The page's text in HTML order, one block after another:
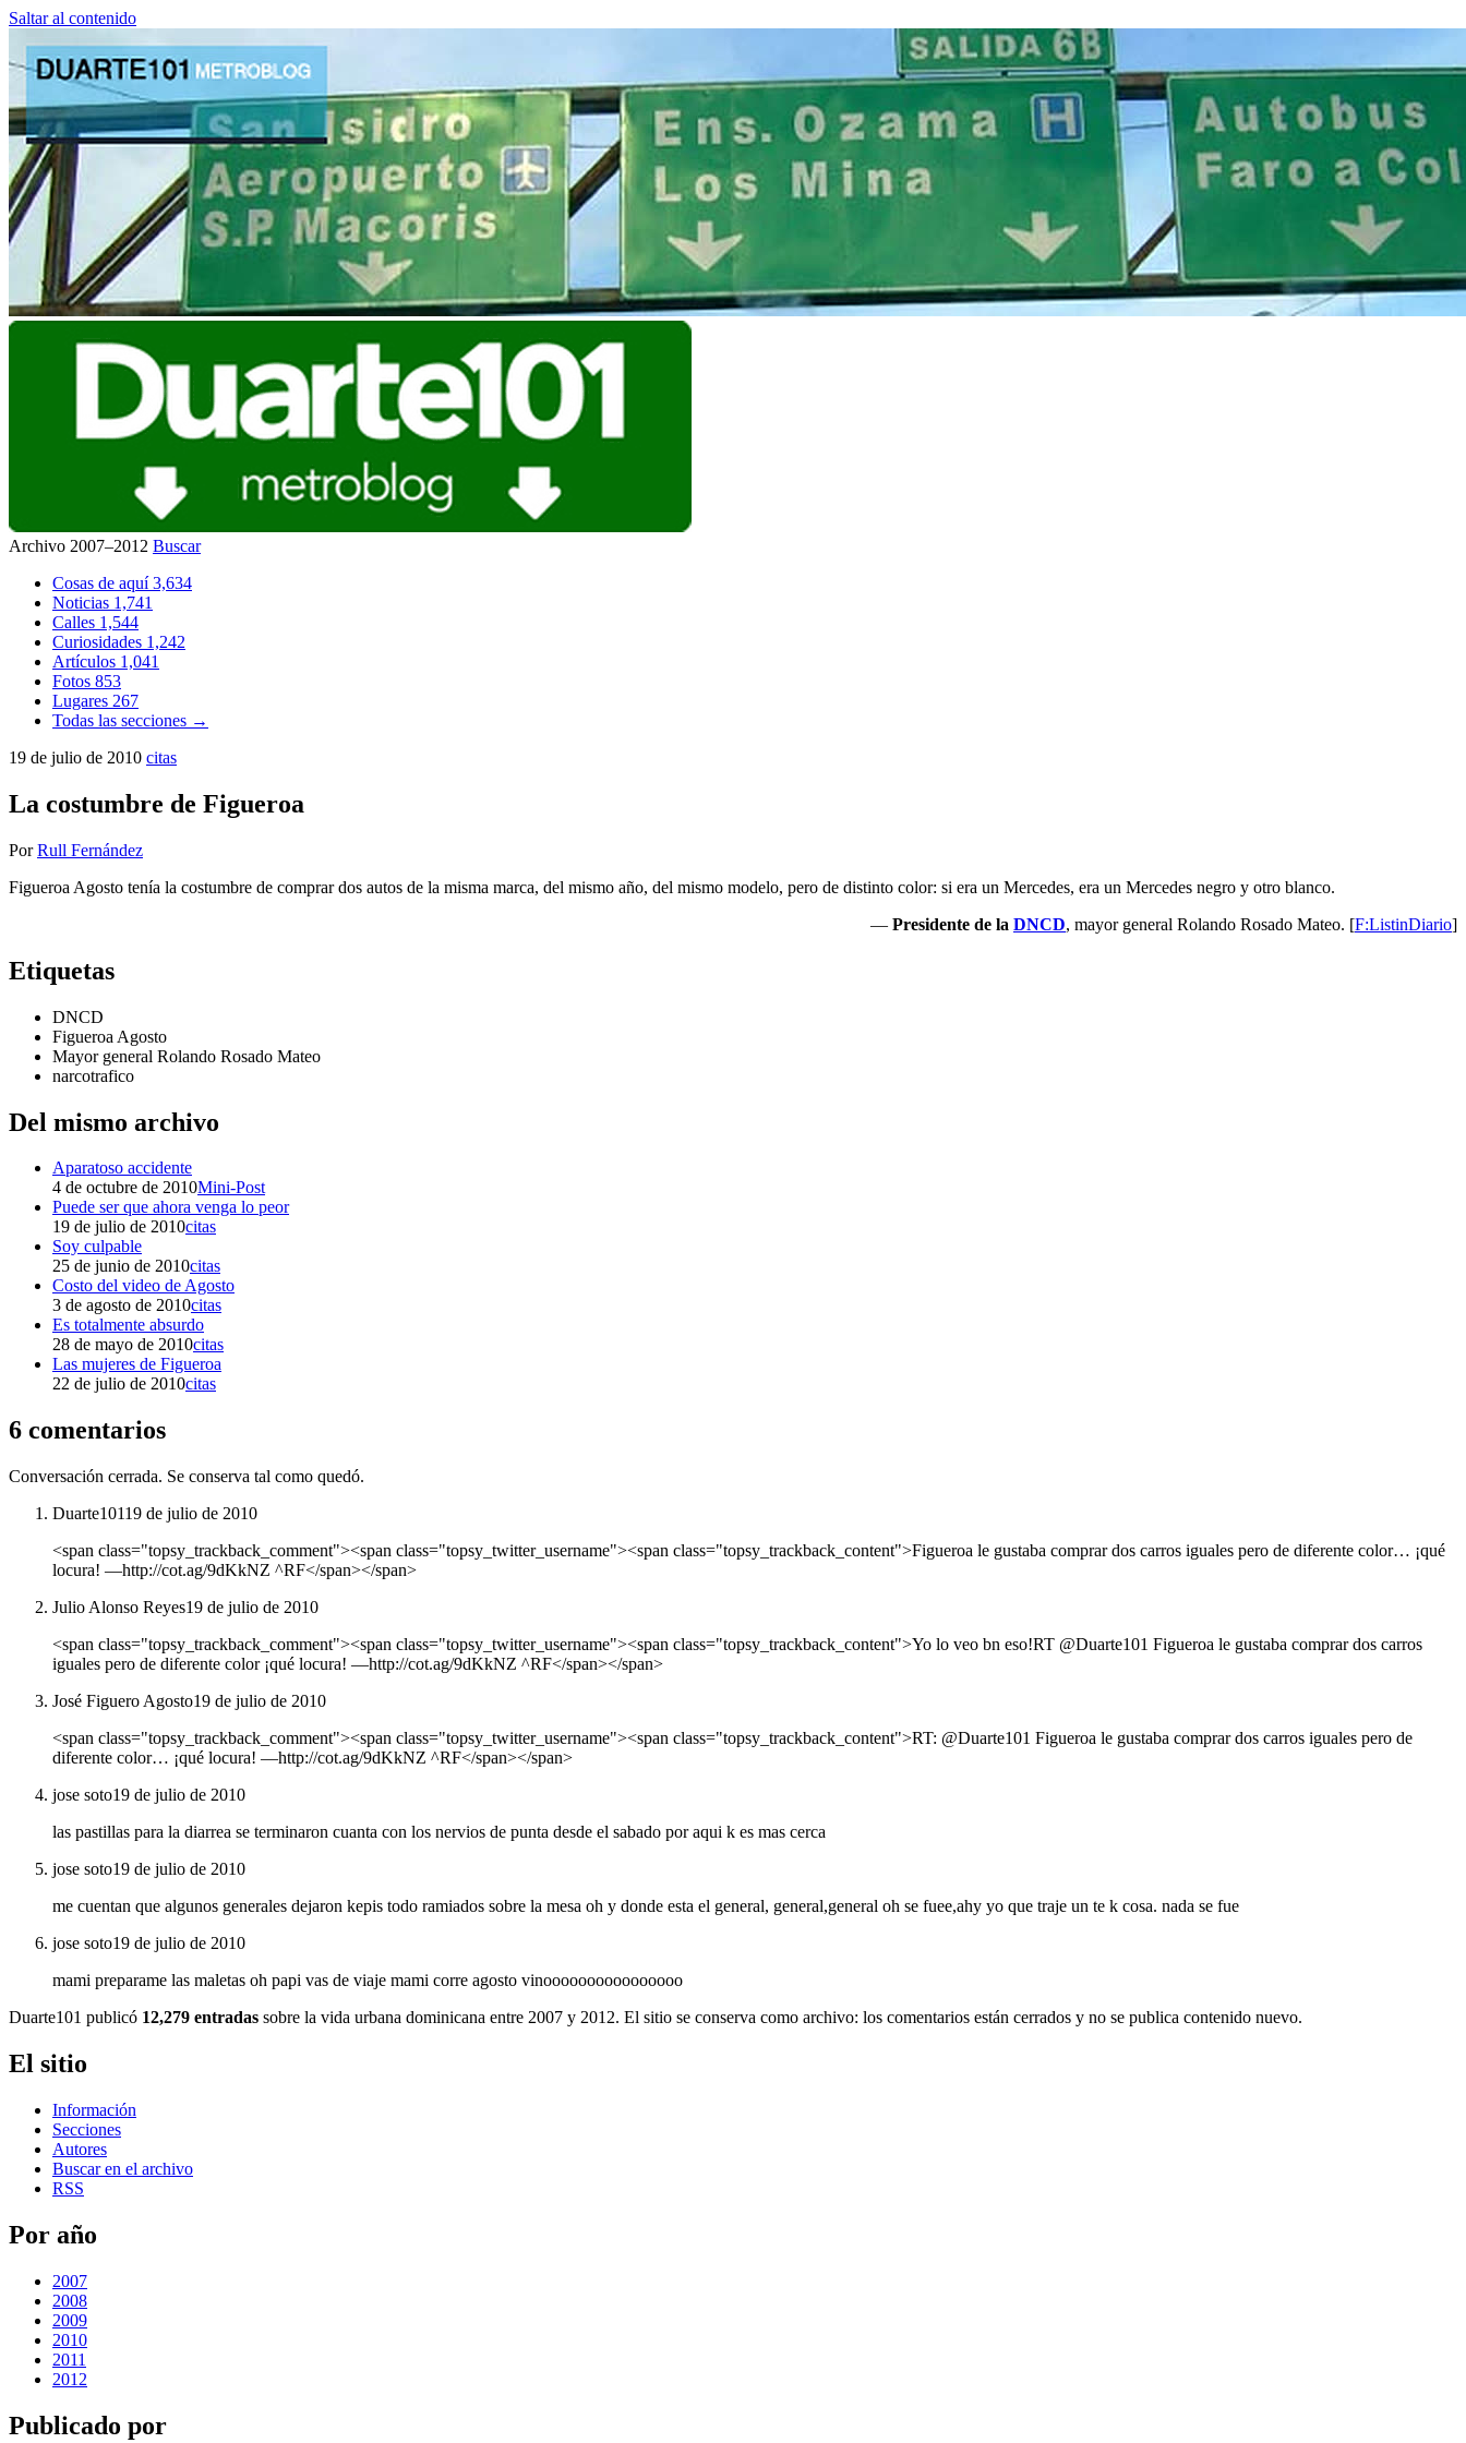
Saltar al contenido
Archivo 2007–2012 Buscar
Cosas de aquí3,634
Noticias 1,741
Calles 1,544
Curiosidades 1,242
Artículos 1,041
Fotos 853
Lugares 267
Todas las secciones →
19 de julio de 2010 citas
La costumbre de Figueroa
PorRull Fernández
Figueroa Agosto tenía la costumbre de comprar dos autos de la misma marca, del mismo año, del mismo modelo, pero de distinto color: si era un Mercedes, era un Mercedes negro y otro blanco.
— Presidente de la DNCD, mayor general Rolando Rosado Mateo. [F:ListinDiario]
Etiquetas
DNCD
Figueroa Agosto
Mayor general Rolando Rosado Mateo
narcotrafico
Del mismo archivo
Aparatoso accidente
4 de octubre de 2010Mini-Post
Puede ser que ahora venga lo peor
19 de julio de 2010citas
Soy culpable
25 de junio de 2010citas
Costo del video de Agosto
3 de agosto de 2010citas
Es totalmente absurdo
28 de mayo de 2010citas
Las mujeres de Figueroa
22 de julio de 2010citas
6 comentarios
Conversación cerrada. Se conserva tal como quedó.
Duarte10119 de julio de 2010
<span class="topsy_trackback_comment"><span class="topsy_twitter_username"><span class="topsy_trackback_content">Figueroa le gustaba comprar dos carros iguales pero de diferente color… ¡qué
locura! ―http://cot.ag/9dKkNZ ^RF</span></span>
Julio Alonso Reyes19 de julio de 2010
<span class="topsy_trackback_comment"><span class="topsy_twitter_username"><span class="topsy_trackback_content">Yo lo veo bn eso!RT @Duarte101 Figueroa le gustaba comprar dos carros
iguales pero de diferente color ¡qué locura! ―http://cot.ag/9dKkNZ ^RF</span></span>
José Figuero Agosto19 de julio de 2010
<span class="topsy_trackback_comment"><span class="topsy_twitter_username"><span class="topsy_trackback_content">RT: @Duarte101 Figueroa le gustaba comprar dos carros iguales pero de
diferente color… ¡qué locura! ―http://cot.ag/9dKkNZ ^RF</span></span>
jose soto19 de julio de 2010
las pastillas para la diarrea se terminaron cuanta con los nervios de punta desde el sabado por aqui k es mas cerca
jose soto19 de julio de 2010
me cuentan que algunos generales dejaron kepis todo ramiados sobre la mesa oh y donde esta el general, general,general oh se fuee,ahy yo que traje un te k cosa. nada se fue
jose soto19 de julio de 2010
mami preparame las maletas oh papi vas de viaje mami corre agosto vinoooooooooooooooo
Duarte101 publicó 12,279 entradas sobre la vida urbana dominicana entre 2007 y 2012. El sitio se conserva como archivo: los comentarios están cerrados y no se publica contenido nuevo.
El sitio
Información
Secciones
Autores
Buscar en el archivo
RSS
Por año
2007
2008
2009
2010
2011
2012
Publicado por